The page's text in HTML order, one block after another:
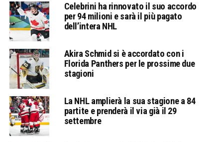
Celebrini ha rinnovato il suo accordo
per 94 milioni e sarà il più pagato
dell’intera NHL
Akira Schmid si è accordato con i
Florida Panthers per le prossime due
stagioni
La NHL amplierà la sua stagione a 84
partite e prenderà il via già il 29
settembre